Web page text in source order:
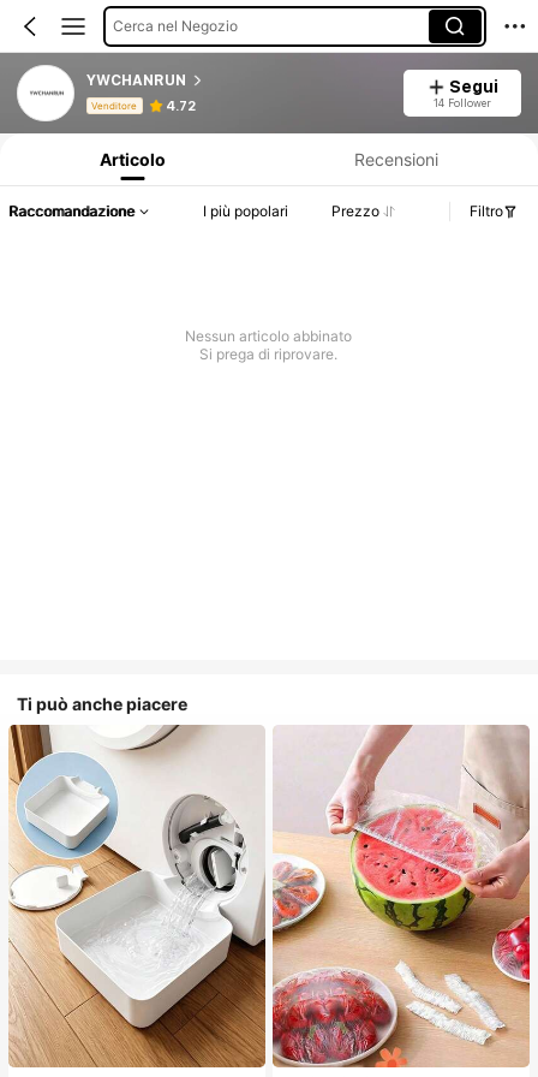
Cerca nel Negozio
YWCHANRUN
Venditore 4.72
Segui
14 Follower
Articolo Recensioni
Raccomandazione I più popolari Prezzo Filtro
Nessun articolo abbinato
Si prega di riprovare.
Ti può anche piacere